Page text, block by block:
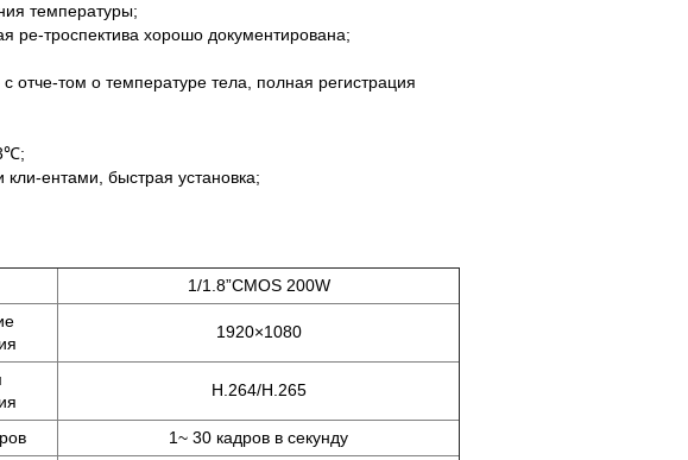
температуры;
ре-троспектива хорошо документирована;
отче-том о температуре тела, полная регистрация
ентами, быстрая установка;
1/1.8”CMOS 200W
1920×1080
H.264/H.265
1~ 30 кадров в секунду